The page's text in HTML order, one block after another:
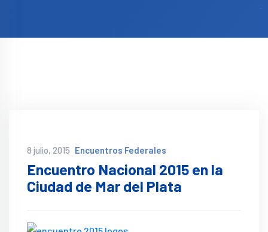
8 julio, 2015 Encuentros Federales
Encuentro Nacional 2015 en la
Ciudad de Mar del Plata